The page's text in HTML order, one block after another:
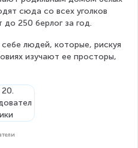
сюда со всех уголков
250 берлог за год.
людей, которые, рискуя
изучают ее просторы,